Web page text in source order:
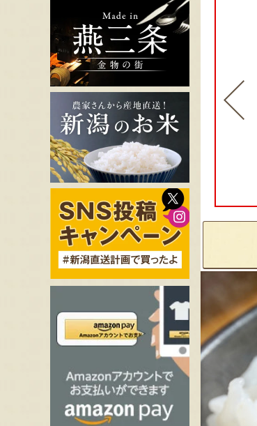
令和7年度米 魚沼産コシヒ
カリ「つなぐ棚田米」
NPO法人地域おこし